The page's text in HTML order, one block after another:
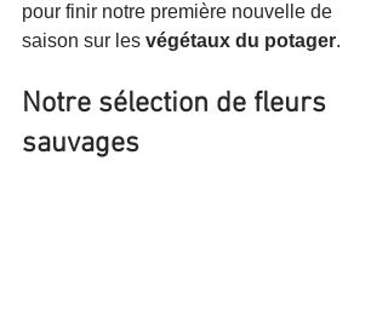
pour finir notre première nouvelle de
saison sur les végétaux du potager.
Notre sélection de fleurs
sauvages